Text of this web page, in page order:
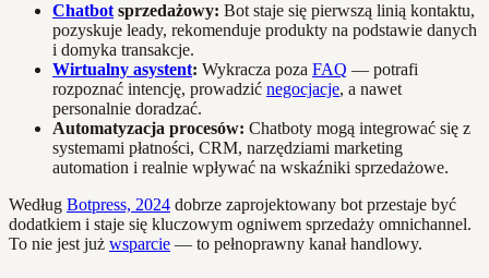
Chatbot sprzedażowy: Bot staje się pierwszą linią kontaktu,
pozyskuje leady, rekomenduje produkty na podstawie danych
i domyka transakcje.
Wirtualny asystent: Wykracza poza FAQ — potrafi
rozpoznać intencję, prowadzić negocjacje, a nawet
personalnie doradzać.
Automatyzacja procesów: Chatboty mogą integrować się z
systemami płatności, CRM, narzędziami marketing
automation i realnie wpływać na wskaźniki sprzedażowe.
Według Botpress, 2024 dobrze zaprojektowany bot przestaje być
dodatkiem i staje się kluczowym ogniwem sprzedaży omnichannel.
To nie jest już wsparcie — to pełnoprawny kanał handlowy.